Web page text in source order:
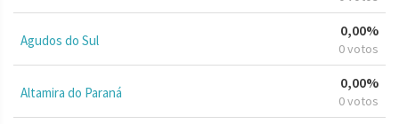
Agudos do Sul
0,00%
0 votos
Altamira do Paraná
0,00%
0 votos